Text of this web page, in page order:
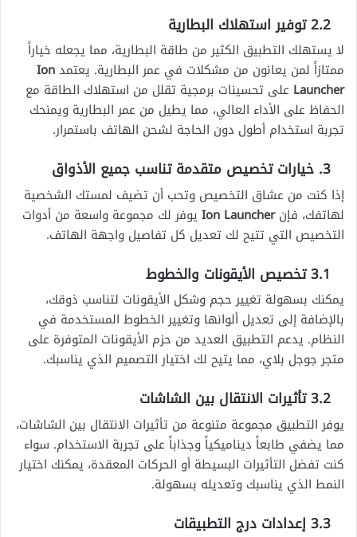
2.2 توفير استهلاك البطارية
لا يستهلك التطبيق الكثير من طاقة البطارية، مما يجعله خياراً
ممتازاً لمن يعانون من مشكلات في عمر البطارية. يعتمدIon
Launcher على تحسينات برمجية تقلل من استهلاك الطاقة مع
الحفاظ على الأداء العالي، مما يطيل من عمر البطارية ويمنحك
تجربة استخدام أطول دون الحاجة لشحن الهاتف باستمرار.
3. خيارات تخصيص متقدمة تناسب جميع الأذواق
إذا كنت من عشاق التخصيص وتحب أن تضيف لمستك الشخصية
لهاتفك، فإنIon Launcher يوفر لك مجموعة واسعة من أدوات
التخصيص التي تتيح لك تعديل كل تفاصيل واجهة الهاتف.
3.1 تخصيص الأيقونات والخطوط
يمكنك بسهولة تغيير حجم وشكل الأيقونات لتناسب ذوقك،
بالإضافة إلى تعديل ألوانها وتغيير الخطوط المستخدمة في
النظام. يدعم التطبيق العديد من حزم الأيقونات المتوفرة على
متجر جوجل بلاي، مما يتيح لك اختيار التصميم الذي يناسبك.
3.2 تأثيرات الانتقال بين الشاشات
يوفر التطبيق مجموعة متنوعة من تأثيرات الانتقال بين الشاشات،
مما يضفي طابعاً ديناميكياً وجذاباً على تجربة الاستخدام. سواء
كنت تفضل التأثيرات البسيطة أو الحركات المعقدة، يمكنك اختيار
النمط الذي يناسبك وتعديله بسهولة.
3.3 إعدادات درج التطبيقات